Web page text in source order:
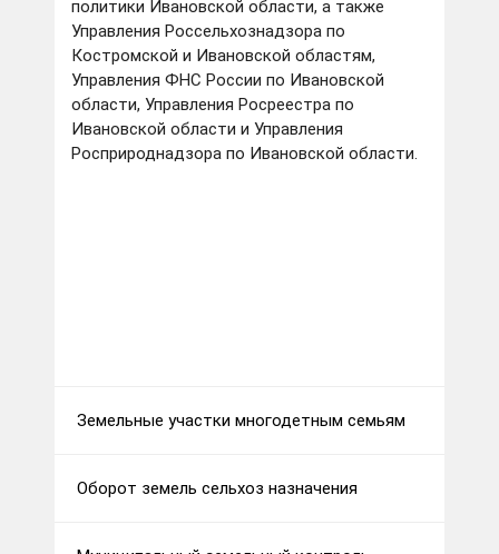
политики Ивановской области, а также
Управления Россельхознадзора по
Костромской и Ивановской областям,
Управления ФНС России по Ивановской
области, Управления Росреестра по
Ивановской области и Управления
Росприроднадзора по Ивановской области.
Земельные участки многодетным семьям
Оборот земель сельхоз назначения